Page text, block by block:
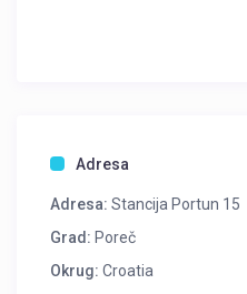
Adresa
Adresa: Stancija Portun 15
Grad: Poreč
Okrug: Croatia